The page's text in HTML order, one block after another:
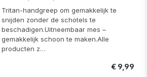
Tritan-handgreep om gemakkelijk te
snijden zonder de schotels te
beschadigen.Uitneembaar mes –
gemakkelijk schoon te maken.Alle
producten z…
€ 9,99